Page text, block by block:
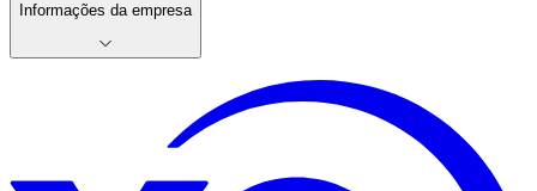
Informações da empresa